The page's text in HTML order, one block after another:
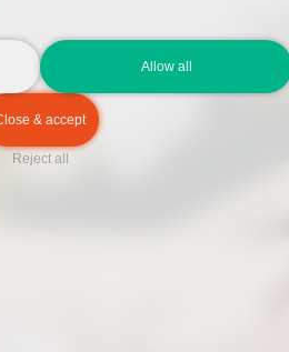
Hamburg
& accept
Reject all
Allow all